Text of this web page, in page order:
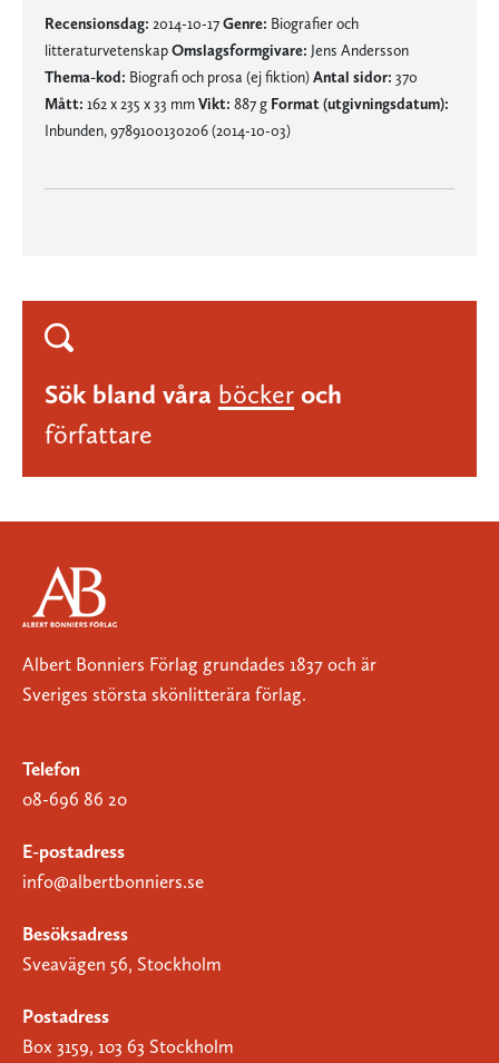
Recensionsdag: 2014-10-17Genre: Biografier och
litteraturvetenskapOmslagsformgivare: Jens Andersson
Thema-kod: Biografi och prosa (ej fiktion)Antal sidor: 370
Mått: 162 x 235 x 33 mmVikt: 887 g Format (utgivningsdatum):
Inbunden, 9789100130206 (2014-10-03)
Sök bland våra böcker och
författare
Albert Bonniers Förlag grundades 1837 och är
Sveriges största skönlitterära förlag.
Telefon
08-696 86 20
E-postadress
info@albertbonniers.se
Besöksadress
Sveavägen 56, Stockholm
Postadress
Box 3159, 103 63 Stockholm